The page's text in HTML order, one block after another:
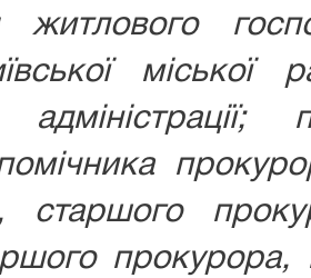
житлового
міської
адміністрації;
старшого
прокурора,